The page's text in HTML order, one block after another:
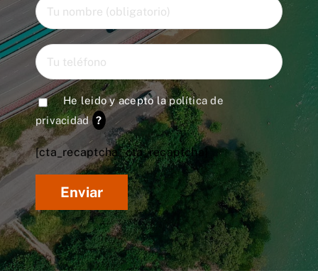
He leido y acepto lapolítica de
privacidad ?
[cta_recaptcha* cta_recaptcha]